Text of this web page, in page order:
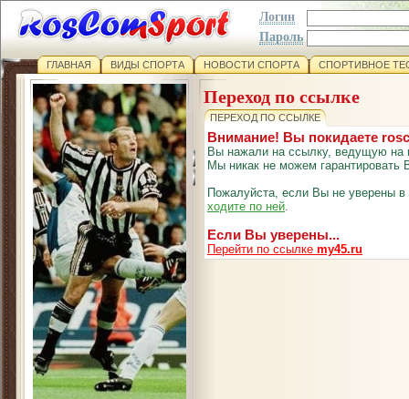
Логин
Пароль
ГЛАВНАЯ ВИДЫ СПОРТА НОВОСТИ СПОРТА СПОРТИВНОЕ
Переход по ссылке
ПЕРЕХОД ПО ССЫЛКЕ
Внимание! Вы покидаете
Вы нажали на ссылку, ведущую на
Мы никак не можем гарантировать
Пожалуйста, если Вы не уверены
ходите по ней.
Если Вы уверены...
Перейти по ссылке my45.ru